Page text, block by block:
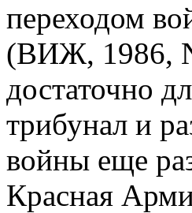
переходом
(ВИЖ, 1986,
достаточно
трибунал и
войны еще
Красная